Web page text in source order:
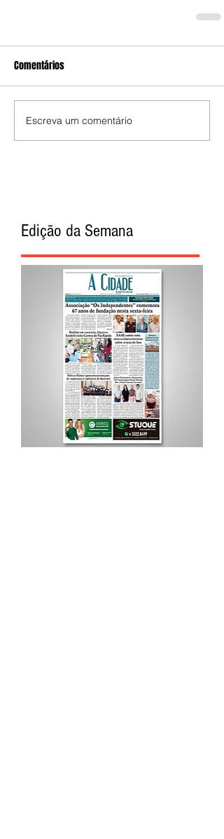
Comentários
Escreva um comentário
Edição da Semana